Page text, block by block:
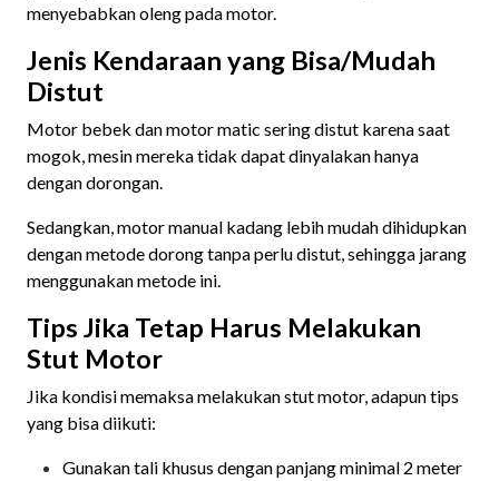
menyebabkan oleng pada motor.
Jenis Kendaraan yang Bisa/Mudah
Distut
Motor bebek dan motor matic sering distut karena saat
mogok, mesin mereka tidak dapat dinyalakan hanya
dengan dorongan.
Sedangkan, motor manual kadang lebih mudah dihidupkan
dengan metode dorong tanpa perlu distut, sehingga jarang
menggunakan metode ini.
Tips Jika Tetap Harus Melakukan
Stut Motor
Jika kondisi memaksa melakukan stut motor, adapun tips
yang bisa diikuti:
Gunakan tali khusus dengan panjang minimal 2 meter